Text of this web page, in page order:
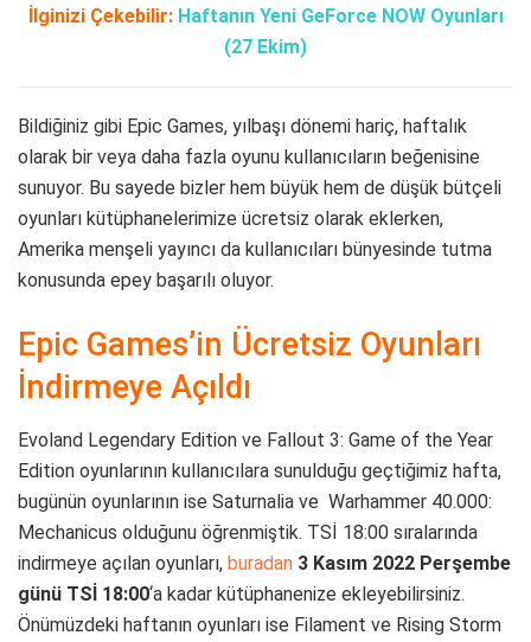
İlginizi Çekebilir: Haftanın Yeni GeForce NOW Oyunları
(27 Ekim)
Bildiğiniz gibi Epic Games, yılbaşı dönemi hariç, haftalık
olarak bir veya daha fazla oyunu kullanıcıların beğenisine
sunuyor. Bu sayede bizler hem büyük hem de düşük bütçeli
oyunları kütüphanelerimize ücretsiz olarak eklerken,
Amerika menşeli yayıncı da kullanıcıları bünyesinde tutma
konusunda epey başarılı oluyor.
Epic Games’in Ücretsiz Oyunları
İndirmeye Açıldı
Evoland Legendary Edition ve Fallout 3: Game of the Year
Edition oyunlarının kullanıcılara sunulduğu geçtiğimiz hafta,
bugünün oyunlarının ise Saturnalia ve Warhammer 40.000:
Mechanicus olduğunu öğrenmiştik. TSİ 18:00 sıralarında
indirmeye açılan oyunları, buradan 3 Kasım 2022 Perşembe
günü TSİ 18:00‘a kadar kütüphanenize ekleyebilirsiniz.
Önümüzdeki haftanın oyunları ise Filament ve Rising Storm